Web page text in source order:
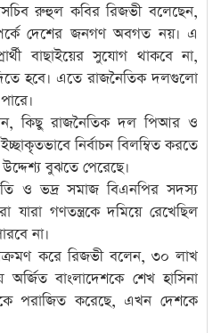
রুহুল কবির রিজভী বলেছেন,
দেশের জনগণ অবগত নয়। এ
বাছাইয়ের সুযোগ থাকবে না,
হবে। এতে রাজনৈতিক দলগুলো
কিছু রাজনৈতিক দল পিআর ও
নির্বাচন বিলম্বিত করতে
বুঝতে পেরেছে।
ও ভদ্র সমাজ বিএনপির সদস্য
যারা গণতন্ত্রকে দমিয়ে রেখেছিল
না।
করে রিজভী বলেন, ৩০ লাখ
অর্জিত বাংলাদেশকে শেখ হাসিনা
পরাজিত করেছে, এখন দেশকে